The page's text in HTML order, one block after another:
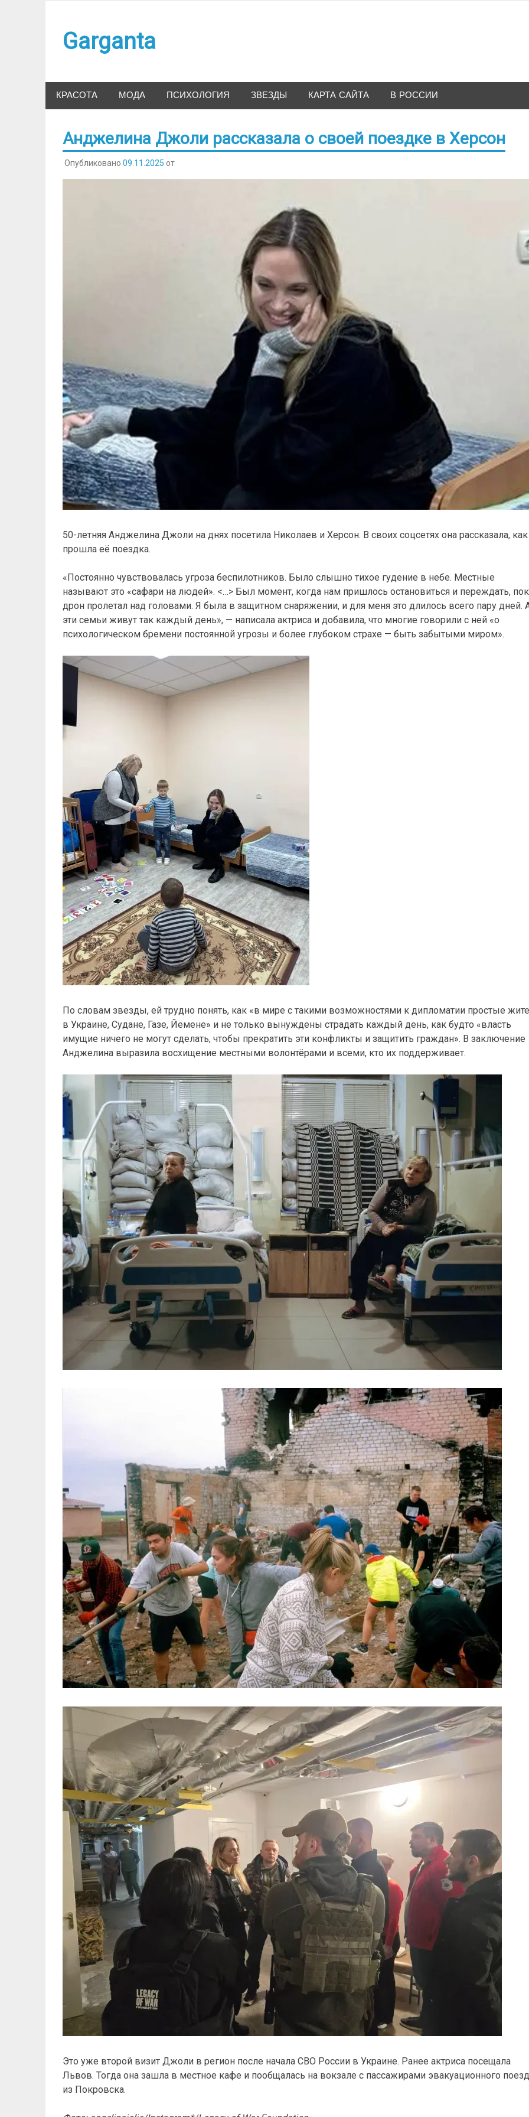
Garganta
КРАСОТА МОДА ПСИХОЛОГИЯ ЗВЕЗДЫ КАРТА САЙТА В РОССИИ
Анджелина Джоли рассказала о своей поездке в Херсон
Опубликовано 09.11.2025 от
50-летняя Анджелина Джоли на днях посетила Николаев и Херсон. В своих соцсетях она рассказала, как
прошла её поездка.
«Постоянно чувствовалась угроза беспилотников. Было слышно тихое гудение в небе. Местные
называют это «сафари на людей». <…> Был момент, когда нам пришлось остановиться и переждать,
дрон пролетал над головами. Я была в защитном снаряжении, и для меня это длилось всего пару дней.
эти семьи живут так каждый день», — написала актриса и добавила, что многие говорили с ней «о
психологическом бремени постоянной угрозы и более глубоком страхе — быть забытыми миром».
По словам звезды, ей трудно понять, как «в мире с такими возможностями к дипломатии простые
в Украине, Судане, Газе, Йемене» и не только вынуждены страдать каждый день, как будто «власть
имущие ничего не могут сделать, чтобы прекратить эти конфликты и защитить граждан». В заключение
Анджелина выразила восхищение местными волонтёрами и всеми, кто их поддерживает.
Это уже второй визит Джоли в регион после начала СВО России в Украине. Ранее актриса посещала
Львов. Тогда она зашла в местное кафе и пообщалась на вокзале с пассажирами эвакуационного
из Покровска.